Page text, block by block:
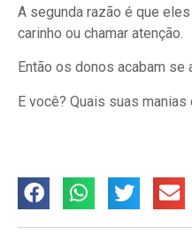
A segunda razão é que
carinho ou chamar atenção.
Então os donos acabam
E você? Quais suas